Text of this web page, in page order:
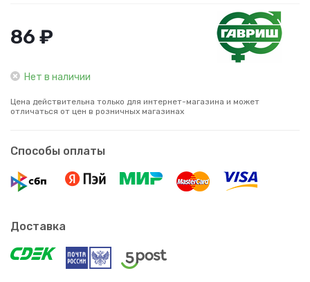
86 ₽
Нет в наличии
Цена действительна только для интернет-магазина и может
отличаться от цен в розничных магазинах
Способы оплаты
Доставка